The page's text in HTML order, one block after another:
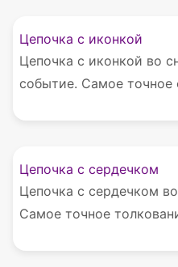
Цепочка с иконкой
Цепочка с иконкой во
событие. Самое точное
Цепочка с сердечком
Цепочка с сердечком
Самое точное